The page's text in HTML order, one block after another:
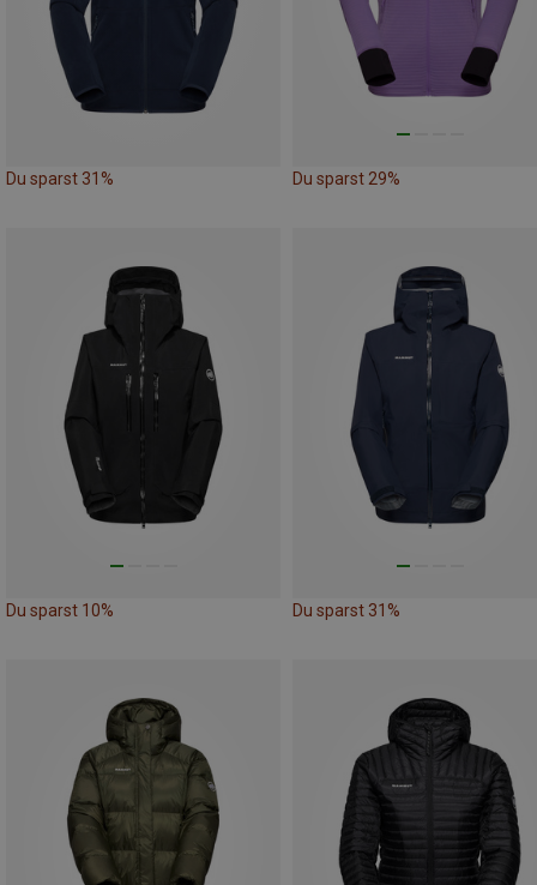
Du sparst 31% Du sparst 29%
Du sparst 10% Du sparst 31%